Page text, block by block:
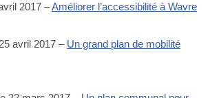
2017 –Améliorer l’accessibilité à Wavre
avril 2017 – Un grand plan de mobilité